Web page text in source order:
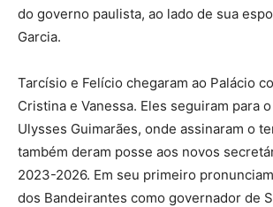
do governo paulista, ao lado de sua
Garcia.
Tarcísio e Felício chegaram ao Palácio
Cristina e Vanessa. Eles seguiram para
Ulysses Guimarães, onde assinaram o
também deram posse aos novos
2023-2026. Em seu primeiro
dos Bandeirantes como governador de